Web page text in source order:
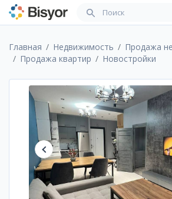
Главная Недвижимость
Продажа
Продажа квартир
Новостройки